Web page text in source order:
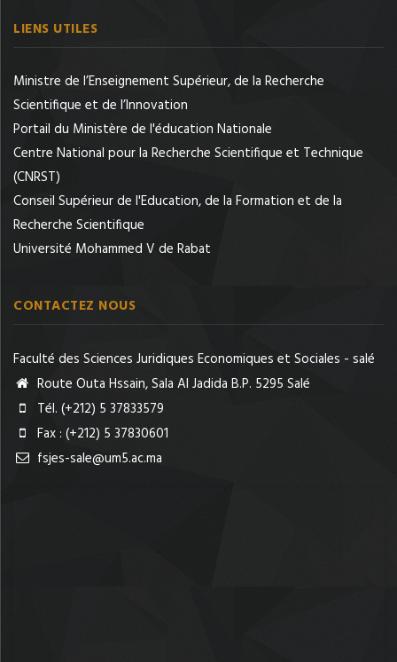
LIENS UTILES
Ministre de l’Enseignement Supérieur, de la Recherche
Scientifique et de l’Innovation
Portail du Ministère de l'éducation Nationale
Centre National pour la Recherche Scientifique et Technique
(CNRST)
Conseil Supérieur de l'Education, de la Formation et de la
Recherche Scientifique
Université Mohammed V de Rabat
CONTACTEZ NOUS
Faculté des Sciences Juridiques Economiques et Sociales - salé
Route Outa Hssain, Sala Al Jadida B.P. 5295 Salé
Tél. (+212) 5 37833579
Fax : (+212) 5 37830601
fsjes-sale@um5.ac.ma